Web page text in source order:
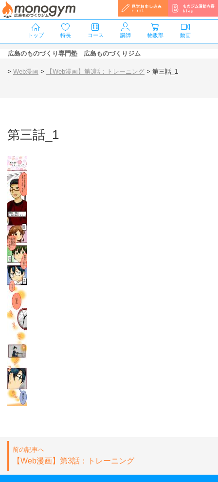
広島のものづくり専門塾 広島ものづくりジム
トップ 特長 コース 講師 物販部 動画
> Web漫画 > 【Web漫画】第3話：トレーニング > 第三話_1
第三話_1
前の記事へ
【Web漫画】第3話：トレーニング